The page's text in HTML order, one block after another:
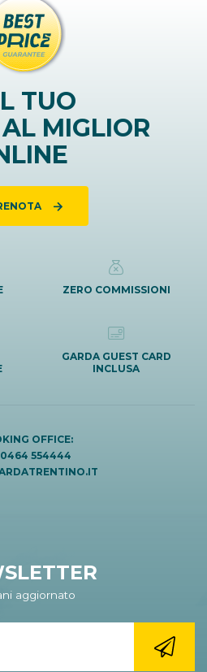
TUO
MIGLIOR
ZERO COMMISSIONI
GARDA GUEST CARD
INCLUSA
OFFICE:
0464 554444
aggiornato